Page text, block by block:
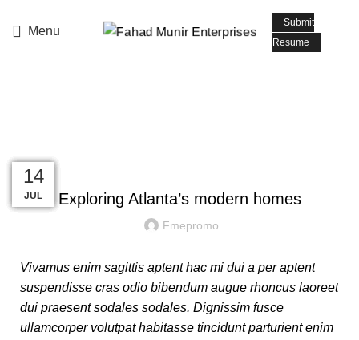
Menu
Submit
Resume
Exploring Atlanta’s modern homes
Fmepromo
Vivamus enim sagittis aptent hac mi dui a per aptent
suspendisse cras odio bibendum augue rhoncus laoreet
dui praesent sodales sodales. Dignissim fusce
ullamcorper volutpat habitasse tincidunt parturient enim
27
AUG
27
AUG
27
AUG
27
AUG
26
AUG
26
AUG
14
JUL